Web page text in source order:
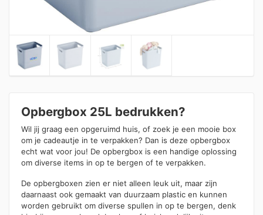
Opbergbox 25L bedrukken?
Wil jij graag een opgeruimd huis, of zoek je een mooie box
om je cadeautje in te verpakken? Dan is deze opbergbox
echt wat voor jou! De opbergbox is een handige oplossing
om diverse items in op te bergen of te verpakken.
De opbergboxen zien er niet alleen leuk uit, maar zijn
daarnaast ook gemaakt van duurzaam plastic en kunnen
worden gebruikt om diverse spullen in op te bergen, denk